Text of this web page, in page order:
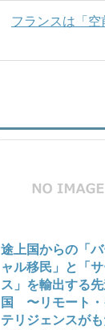
フランスは「
途上国からの「
ャル移民」と「
ス」を輸出する
国 〜リモート・
テリジェンスがも